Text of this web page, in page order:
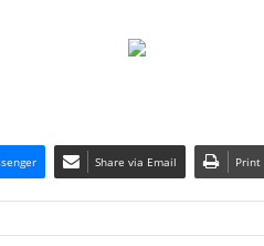
Share via Email Print